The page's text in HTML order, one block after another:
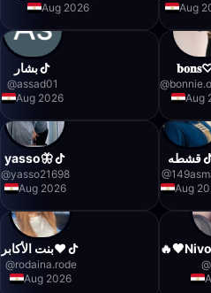
Aug 2026
Aug
بشار
@assad01
Aug 2026
@
Aug
yasso🦋
@yasso21698
Aug 2026
قشطه
@
Aug
بنت الأكابر♥️
@rodaina.rode
Aug 2026
@